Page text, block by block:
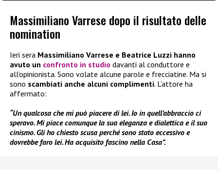
Massimiliano Varrese dopo il risultato delle
nomination
Ieri sera Massimiliano Varrese e Beatrice Luzzi hanno
avuto un confronto in studio davanti al conduttore e
all’opinionista. Sono volate alcune parole e frecciatine. Ma si
sono scambiati anche alcuni complimenti. L’attore ha
affermato:
“Un qualcosa che mi può piacere di lei. Io in quell’abbraccio ci
speravo. Mi piace comunque la sua eleganza e dialettica e il suo
cinismo. Gli ho chiesto scusa perché sono stato eccessivo e
dovrebbe faro lei. Ha acquisito fascino nella Casa”.